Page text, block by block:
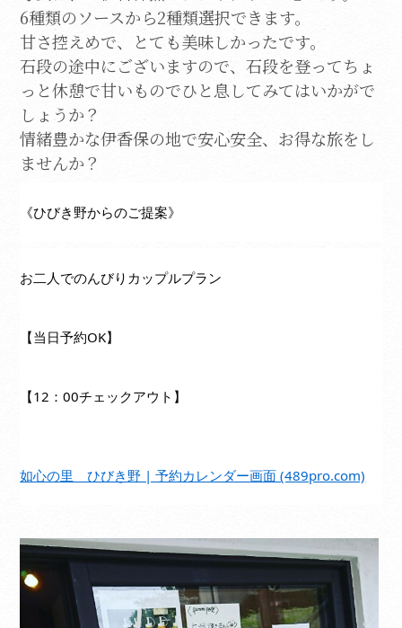
6種類のソースから2種類選択できます。
甘さ控えめで、とても美味しかったです。
石段の途中にございますので、石段を登ってちょ
っと休憩で甘いものでひと息してみてはいかがで
しょうか？
情緒豊かな伊香保の地で安心安全、お得な旅をし
ませんか？
《ひびき野からのご提案》
お二人でのんびりカップルプラン
【当日予約OK】
【12：00チェックアウト】
如心の里　ひびき野 | 予約カレンダー画面 (489pro.com)